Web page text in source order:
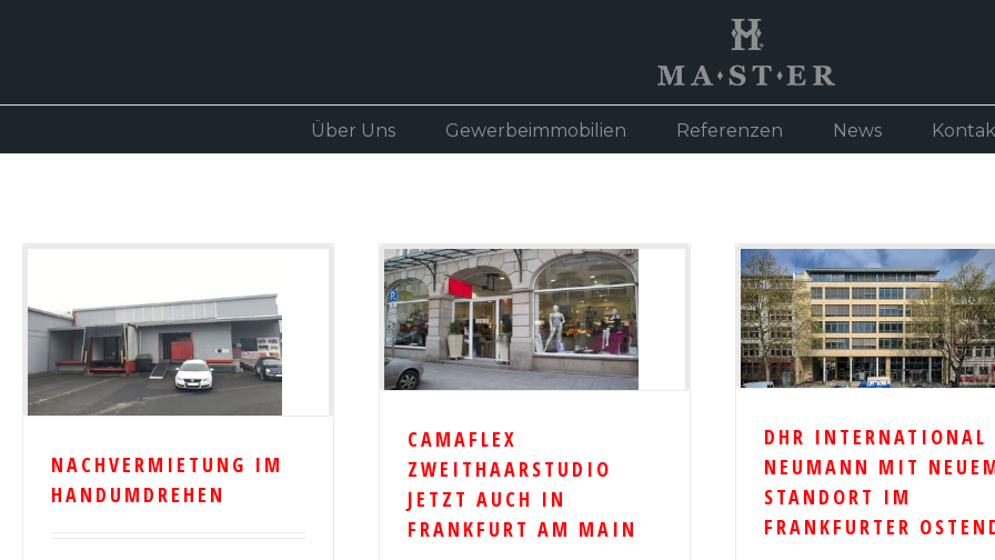
Über Uns Gewerbeimmobilien Referenzen News
NACHVERMIETUNG IM
HANDUMDREHEN
CAMAFLEX
ZWEITHAARSTUDIO
JETZT AUCH IN
FRANKFURT AM MAIN
DHR INTERNATIONAL
NEUMANN MIT
STANDORT IM
FRANKFURTER